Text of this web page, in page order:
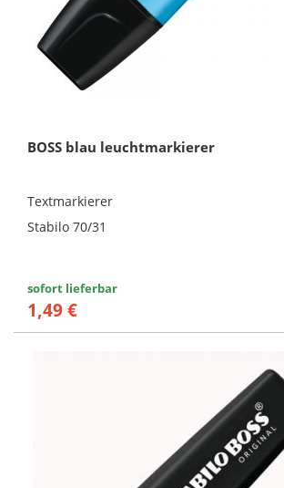
BOSS blau leuchtmarkierer
Textmarkierer
Stabilo 70/31
sofort lieferbar
1,49 €